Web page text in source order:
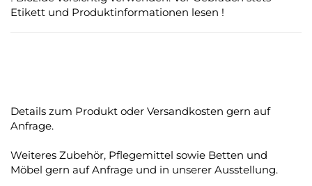
Etikett und Produktinformationen lesen !
Details zum Produkt oder Versandkosten gern auf
Anfrage.
Weiteres Zubehör, Pflegemittel sowie Betten und
Möbel gern auf Anfrage und in unserer Ausstellung.